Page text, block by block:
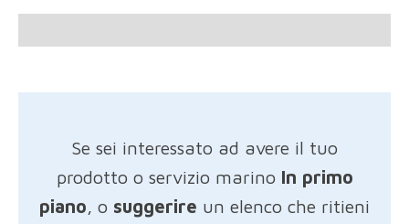
Se sei interessato ad avere il tuo
prodotto o servizio marino In primo
piano, o suggerire un elenco che ritieni